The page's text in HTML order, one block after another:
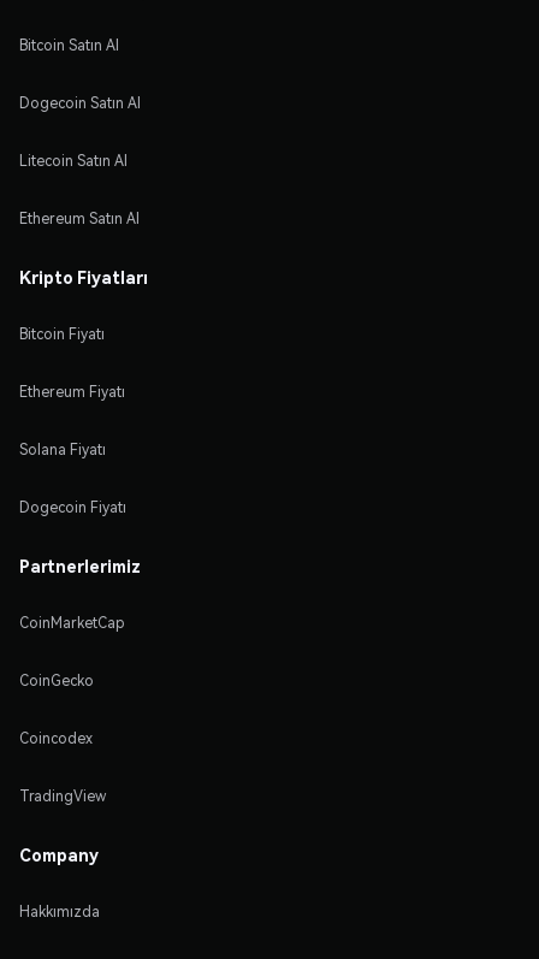
Bitcoin Satın Al
Dogecoin Satın Al
Litecoin Satın Al
Ethereum Satın Al
Kripto Fiyatları
Bitcoin Fiyatı
Ethereum Fiyatı
Solana Fiyatı
Dogecoin Fiyatı
Partnerlerimiz
CoinMarketCap
CoinGecko
Coincodex
TradingView
Company
Hakkımızda